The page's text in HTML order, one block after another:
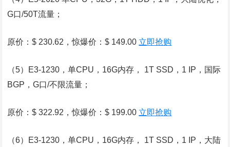
G口/50T流量；
原价：$ 230.62，惊爆价：$ 149.00 立即抢购
（5）E3-1230，单CPU，16G内存， 1T SSD，1 IP，国际
BGP，G口/不限流量；
原价：$ 322.92，惊爆价：$ 199.00 立即抢购
（6）E3-1230，单CPU，16G内存， 1T SSD，1 IP，大陆